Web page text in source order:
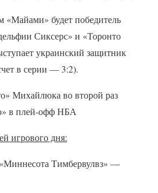
будет победитель
Сиксерс» и «Торонто
украинский защитник
в серии — 3:2).
Михайлюка во второй раз
в плей-офф НБА
игрового дня:
Тимбервулвз» —